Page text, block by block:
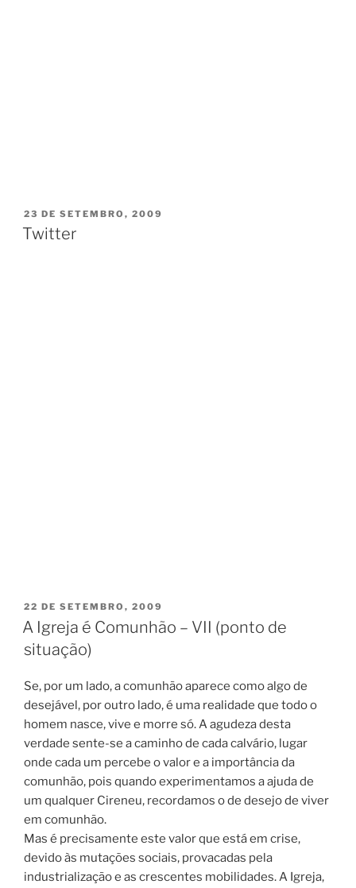
PUBLICADO
EM
23 DE SETEMBRO, 2009
Twitter
PUBLICADO
EM
22 DE SETEMBRO, 2009
A Igreja é Comunhão – VII (ponto de
situação)
Se, por um lado, a comunhão aparece como algo de
desejável, por outro lado, é uma realidade que todo o
homem nasce, vive e morre só. A agudeza desta
verdade sente-se a caminho de cada calvário, lugar
onde cada um percebe o valor e a importância da
comunhão, pois quando experimentamos a ajuda de
um qualquer Cireneu, recordamos o de desejo de viver
em comunhão.
Mas é precisamente este valor que está em crise,
devido às mutações sociais, provacadas pela
industrialização e as crescentes mobilidades. A Igreja,